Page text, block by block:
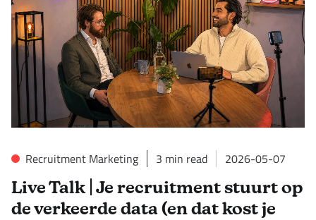
Recruitment Marketing 3 min read 2026-05-07
Live Talk | Je recruitment stuurt op
de verkeerde data (en dat kost je